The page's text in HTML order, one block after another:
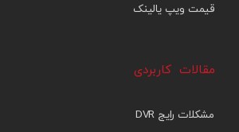
قیمت ویپ یالینک
مقالات کاربردی
مشکلات رایج DVR